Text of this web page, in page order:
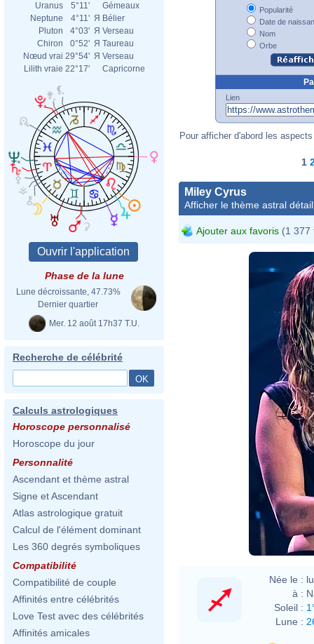
Uranus
5°11'
Gémeaux
Neptune
4°11' Я Bélier
Pluton
4°03' Я Verseau
Chiron
0°52' Я Taureau
Nœud vrai 29°54' Я Verseau
Lilith vraie 22°17' Capricorne
Phase de la lune
Lune décroissante, 47.73%
Dernier quartier
Mer. 12 août 17h37 T.U.
Recherche de célébrité
Calculs astrologiques
Horoscope personnalisé
Horoscope du jour
Personnalité
Ascendant et thème astral
Signe et Ascendant
Atlas astrologique gratuit
Calcul de l'élément dominant
Les 360 degrés symboliques
Compatibilité
Compatibilité de couple
Affinités entre célébrités
Love Test avec des célébrités
Affinités amicales
Popularité
Date de
Nom
Orbe
Lien
Pour afficher d'abord les
1
Miley Cyrus
Afficher le thème astral
Ajouter aux favoris (1 377
Née le :
à :
Soleil :
Lune :